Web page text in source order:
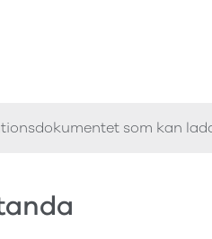
som kan